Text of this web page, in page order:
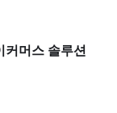
커머스 솔루션